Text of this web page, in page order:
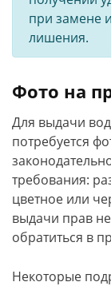
при замене
лишения.
Фото на
Для выдачи
потребуется
требования:
цветное или
выдачи прав
обратиться в
Некоторые